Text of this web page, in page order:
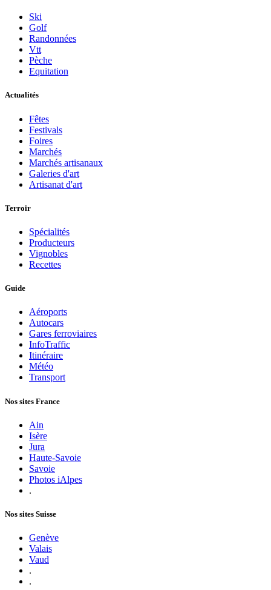
Ski
Golf
Randonnées
Vtt
Pèche
Equitation
Actualités
Fêtes
Festivals
Foires
Marchés
Marchés artisanaux
Galeries d'art
Artisanat d'art
Terroir
Spécialités
Producteurs
Vignobles
Recettes
Guide
Aéroports
Autocars
Gares ferroviaires
InfoTraffic
Itinéraire
Météo
Transport
Nos sites France
Ain
Isère
Jura
Haute-Savoie
Savoie
Photos iAlpes
.
Nos sites Suisse
Genève
Valais
Vaud
.
.